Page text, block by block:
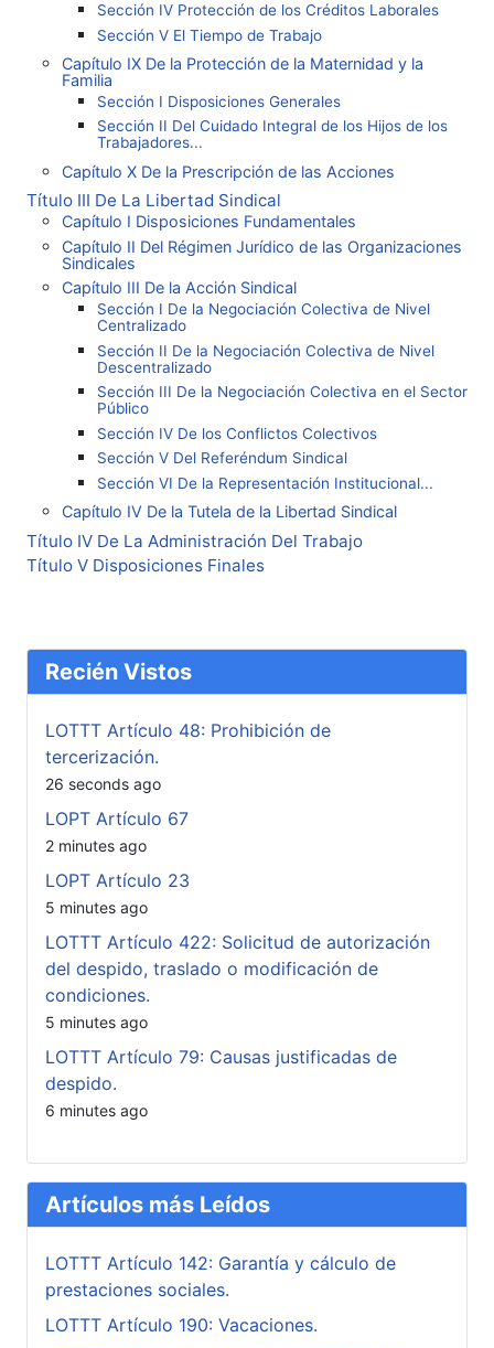
Sección IV Protección de los Créditos Laborales
Sección V El Tiempo de Trabajo
Capítulo IX De la Protección de la Maternidad y la
Familia
Sección I Disposiciones Generales
Sección II Del Cuidado Integral de los Hijos de los
Trabajadores...
Capítulo X De la Prescripción de las Acciones
Título III De La Libertad Sindical
Capítulo I Disposiciones Fundamentales
Capítulo II Del Régimen Jurídico de las Organizaciones
Sindicales
Capítulo III De la Acción Sindical
Sección I De la Negociación Colectiva de Nivel
Centralizado
Sección II De la Negociación Colectiva de Nivel
Descentralizado
Sección III De la Negociación Colectiva en el Sector
Público
Sección IV De los Conflictos Colectivos
Sección V Del Referéndum Sindical
Sección VI De la Representación Institucional...
Capítulo IV De la Tutela de la Libertad Sindical
Título IV De La Administración Del Trabajo
Título V Disposiciones Finales
Recién Vistos
LOTTT Artículo 48: Prohibición de
tercerización.
26 seconds ago
LOPT Artículo 67
2 minutes ago
LOPT Artículo 23
5 minutes ago
LOTTT Artículo 422: Solicitud de autorización
del despido, traslado o modificación de
condiciones.
5 minutes ago
LOTTT Artículo 79: Causas justificadas de
despido.
6 minutes ago
Artículos más Leídos
LOTTT Artículo 142: Garantía y cálculo de
prestaciones sociales.
LOTTT Artículo 190: Vacaciones.